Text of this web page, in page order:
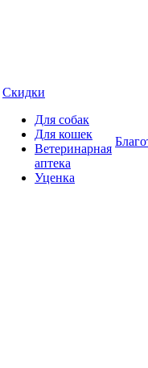
Скидки
Для собак
Для кошек
Ветеринарная
аптека
Уценка